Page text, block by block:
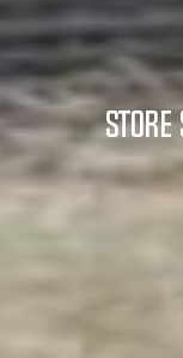
Store